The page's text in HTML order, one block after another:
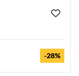
-28%